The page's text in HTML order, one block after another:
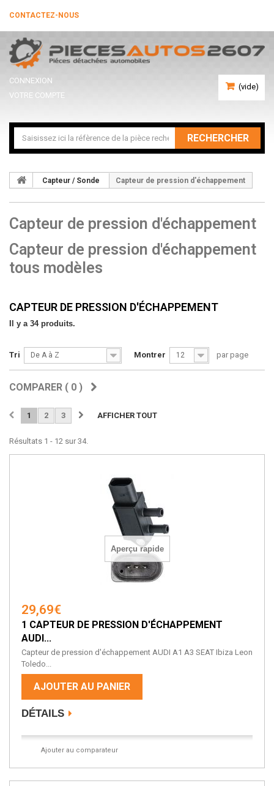
CONTACTEZ-NOUS
(vide)
CONNEXION
VOTRE COMPTE
RECHERCHER
Capteur / Sonde Capteur de pression d'échappement
Capteur de pression d'échappement
Capteur de pression d'échappement
tous modèles
CAPTEUR DE PRESSION D'ÉCHAPPEMENT
Il y a 34 produits.
Tri De A à Z Montrer 12 par page
COMPARER ( 0 )
AFFICHER TOUT
1 2 3
Résultats 1 - 12 sur 34.
Aperçu rapide
29,69€
1 CAPTEUR DE PRESSION D'ÉCHAPPEMENT
AUDI...
Capteur de pression d'échappement AUDI A1 A3 SEAT Ibiza Leon
Toledo...
AJOUTER AU PANIER
DÉTAILS
Ajouter au comparateur